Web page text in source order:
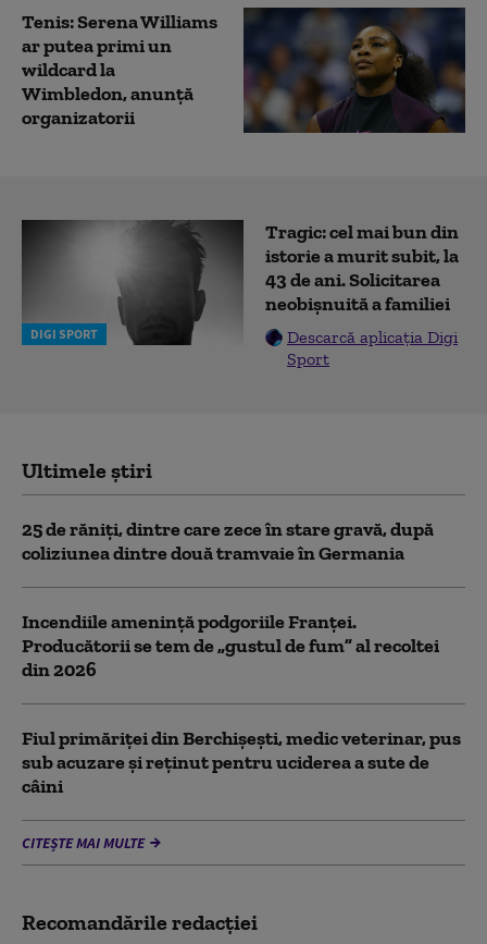
Tenis: Serena Williams
ar putea primi un
wildcard la
Wimbledon, anunţă
organizatorii
DIGI SPORT
Tragic: cel mai bun din
istorie a murit subit, la
43 de ani. Solicitarea
neobișnuită a familiei
Descarcă aplicația Digi
Sport
Ultimele știri
25 de răniţi, dintre care zece în stare gravă, după
coliziunea dintre două tramvaie în Germania
Incendiile amenință podgoriile Franței.
Producătorii se tem de „gustul de fum” al recoltei
din 2026
Fiul primăriţei din Berchişeşti, medic veterinar, pus
sub acuzare şi reţinut pentru uciderea a sute de
câini
CITEȘTE MAI MULTE
Recomandările redacţiei